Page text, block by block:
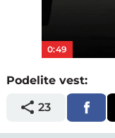
0:49
Podelite vest:
23